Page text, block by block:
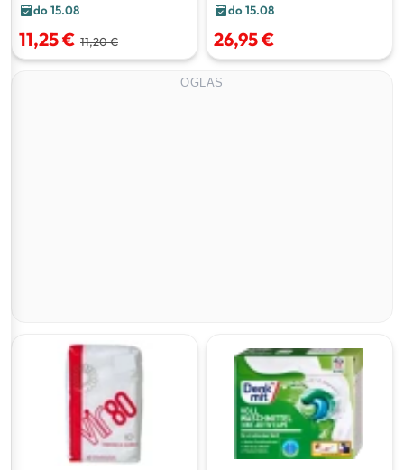
do 15.08
11,25 € 11,20 €
do 15.08
26,95 €
OGLAS